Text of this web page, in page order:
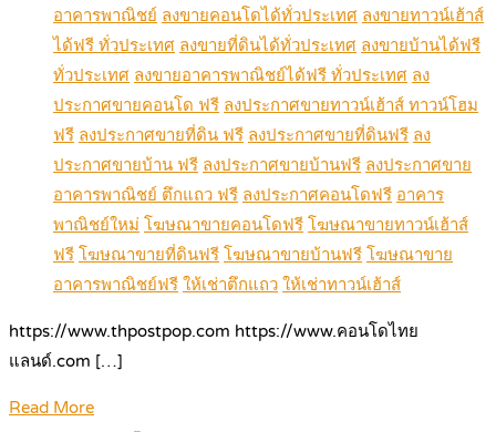
อาคารพาณิชย์ ลงขายคอนโดได้ทั่วประเทศ ลงขายทาวน์เฮ้าส์
ได้ฟรี ทั่วประเทศ ลงขายที่ดินได้ทั่วประเทศ ลงขายบ้านได้ฟรี
ทั่วประเทศ ลงขายอาคารพาณิชย์ได้ฟรี ทั่วประเทศ ลง
ประกาศขายคอนโด ฟรี ลงประกาศขายทาวน์เฮ้าส์ ทาวน์โฮม
ฟรี ลงประกาศขายที่ดิน ฟรี ลงประกาศขายที่ดินฟรี ลง
ประกาศขายบ้าน ฟรี ลงประกาศขายบ้านฟรี ลงประกาศขาย
อาคารพาณิชย์ ตึกแถว ฟรี ลงประกาศคอนโดฟรี อาคาร
พาณิชย์ใหม่ โฆษณาขายคอนโดฟรี โฆษณาขายทาวน์เฮ้าส์
ฟรี โฆษณาขายที่ดินฟรี โฆษณาขายบ้านฟรี โฆษณาขาย
อาคารพาณิชย์ฟรี ให้เช่าตึกแถว ให้เช่าทาวน์เฮ้าส์
https://www.thpostpop.com https://www.คอนโดไทย
แลนด์.com […]
Read More